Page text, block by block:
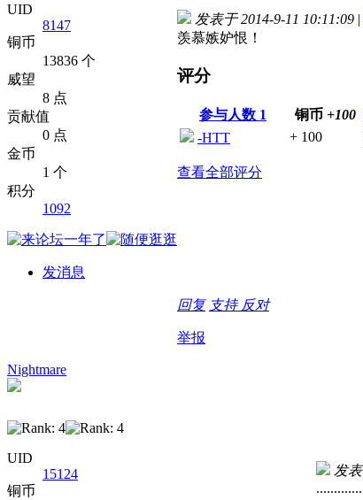
UID
8147
铜币
13836 个
威望
8 点
贡献值
0 点
金币
1 个
积分
1092
发消息
发表于 2014-9-11 10:11:09 |
羡慕嫉妒恨！
评分
参与人数 1 铜币 +100
-HTT
+ 100
查看全部评分
回复 支持 反对
举报
Nightmare
UID
15124
铜币
发